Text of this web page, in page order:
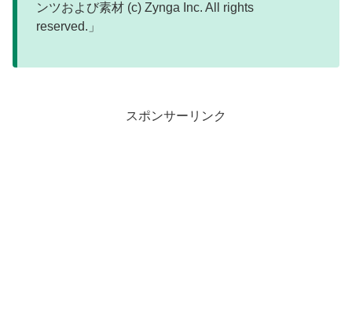
ンツおよび素材 (c) Zynga Inc. All rights
reserved.」
スポンサーリンク